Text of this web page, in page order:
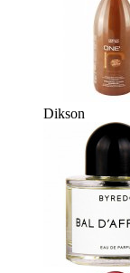
Dikson